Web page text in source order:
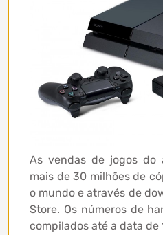
As vendas de jogos do
mais de 30 milhões de
o mundo e através de
Store. Os números de
compilados até a data de